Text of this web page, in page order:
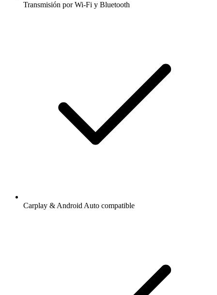
Transmisión por Wi-Fi y Bluetooth
Carplay & Android Auto compatible